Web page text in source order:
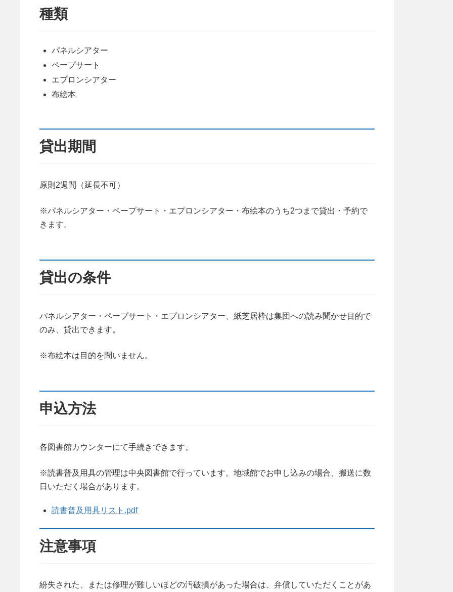
種類
パネルシアター
ペープサート
エプロンシアター
布絵本
貸出期間
原則2週間（延長不可）
※パネルシアター・ペープサート・エプロンシアター・布絵本のうち2つまで貸出・予約で
きます。
貸出の条件
パネルシアター・ペープサート・エプロンシアター、紙芝居枠は集団への読み聞かせ目的で
のみ、貸出できます。
※布絵本は目的を問いません。
申込方法
各図書館カウンターにて手続きできます。
※読書普及用具の管理は中央図書館で行っています。地域館でお申し込みの場合、搬送に数
日いただく場合があります。
読書普及用具リスト.pdf
注意事項
紛失された、または修理が難しいほどの汚破損があった場合は、弁償していただくことがあ